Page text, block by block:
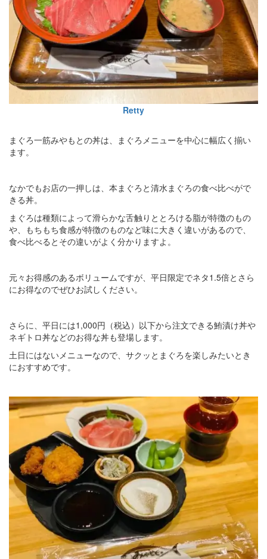
Retty
まぐろ一筋みやもとの丼は、まぐろメニューを中心に幅広く揃い
ます。
なかでもお店の一押しは、本まぐろと清水まぐろの食べ比べがで
きる丼。
まぐろは種類によって滑らかな舌触りととろける脂が特徴のもの
や、もちもち食感が特徴のものなど味に大きく違いがあるので、
食べ比べるとその違いがよく分かりますよ。
元々お得感のあるボリュームですが、平日限定でネタ1.5倍とさら
にお得なのでぜひお試しください。
さらに、平日には1,000円（税込）以下から注文できる鮪漬け丼や
ネギトロ丼などのお得な丼も登場します。
土日にはないメニューなので、サクッとまぐろを楽しみたいとき
におすすめです。